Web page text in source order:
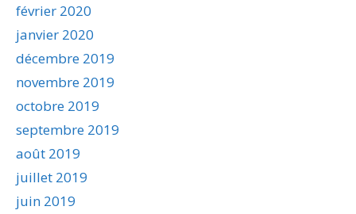
février 2020
janvier 2020
décembre 2019
novembre 2019
octobre 2019
septembre 2019
août 2019
juillet 2019
juin 2019